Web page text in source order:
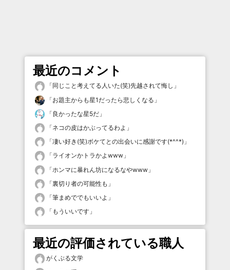
最近のコメント
「同じこと考えてる人いた(笑)先越されて悔し 」
「お題主からも星1だったら悲しくなる 」
「 良かったな星5だ 」
「ネコの皮はかぶってるわよ 」
「凄い好き(笑)ボケてとの出会いに感謝です(*^^*) 」
「ライオンかトラかよwww 」
「ホンマに暴れん坊になるなやwww 」
「裏切り者の可能性も 」
「筆まめででもいいよ 」
「 もういいです 」
最近の評価されている職人
がくぶる文学